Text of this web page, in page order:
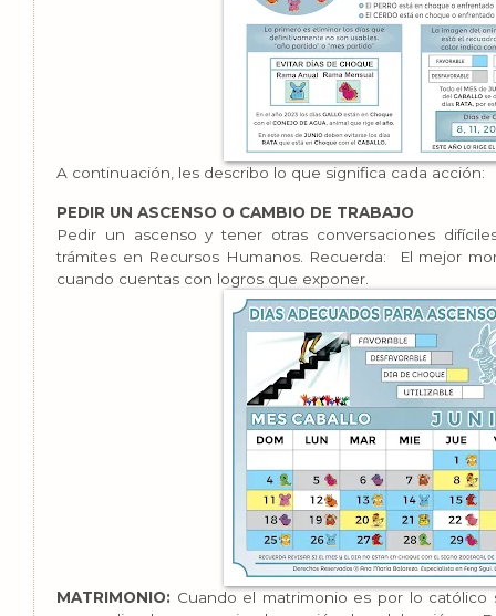
A continuación, les describo lo que significa cada acción:
PEDIR UN ASCENSO O CAMBIO DE TRABAJO
Pedir un ascenso y tener otras conversaciones
trámites en Recursos Humanos. Recuerda: El mejor
cuando cuentas con logros que exponer.
MATRIMONIO: Cuando el matrimonio es por lo